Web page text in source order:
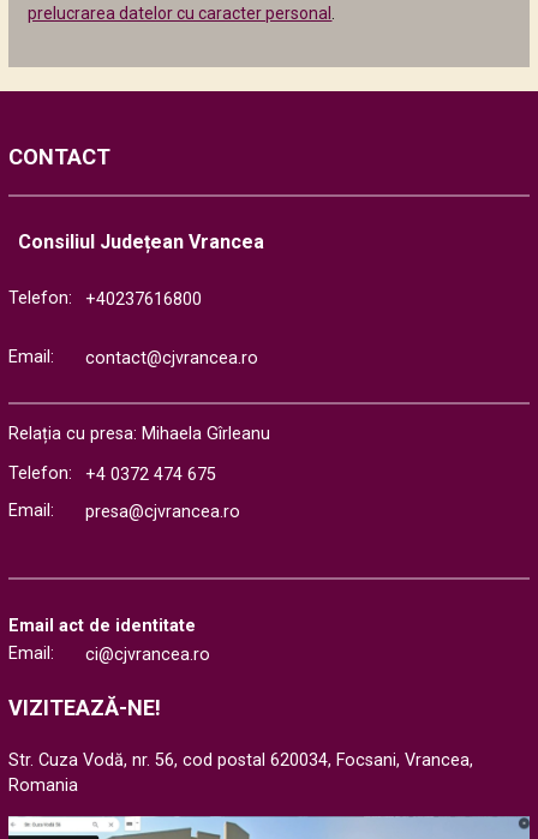
prelucrarea datelor cu caracter personal
CONTACT
Consiliul Județean Vrancea
Telefon: +40237616800
Email: contact@cjvrancea.ro
Relația cu presa: Mihaela Gîrleanu
Telefon:
+4 0372 474 675
Email:
presa@cjvrancea.ro
Email act de identitate
Email:
ci@cjvrancea.ro
VIZITEAZĂ-NE!
Str. Cuza Vodă, nr. 56, cod postal 620034, Focsani, Vrancea,
Romania